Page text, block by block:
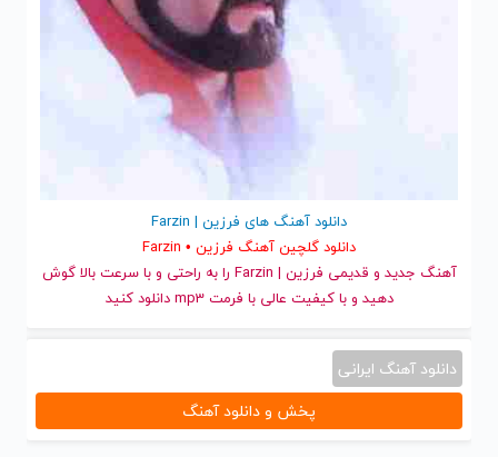
دانلود آهنگ های فرزین | Farzin
دانلود گلچین آهنگ فرزین • Farzin
آهنگ جدید
و قدیمی فرزین | Farzin را به راحتی و با سرعت بالا گوش
دهید و با کیفیت عالی با فرمت mp3 دانلود کنید
دانلود آهنگ ایرانی
پخش و دانلود آهنگ